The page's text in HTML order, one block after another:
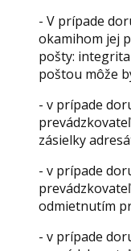
- V prípade
okamihom jej
pošty:
poštou môže
- v prípade
zásielky
- v prípade
odmietnutím
- v prípade